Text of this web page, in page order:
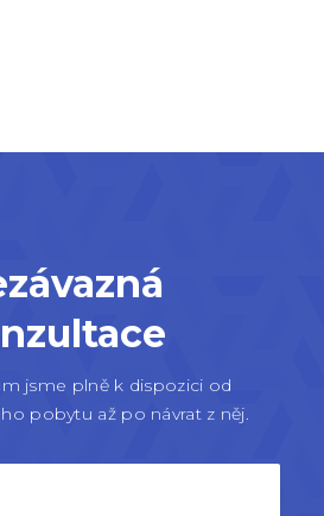
jsme plně k dispozici od
pobytu až po návrat z něj.